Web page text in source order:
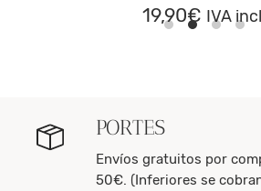
19,90€ IVA
PORTES
Envíos gratuitos por
50€. (Inferiores se